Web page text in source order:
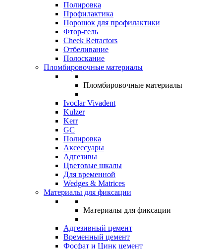
Полировка
Профилактика
Порошок для профилактики
Фтор-гель
Cheek Retractors
Отбеливание
Полоскание
Пломбировочные материалы
Пломбировочные материалы
Ivoclar Vivadent
Kulzer
Kerr
GC
Полировка
Аксессуары
Адгезивы
Цветовые шкалы
Для временной
Wedges & Matrices
Материалы для фиксации
Материалы для фиксации
Адгезивный цемент
Временный цемент
Фосфат и Цинк цемент